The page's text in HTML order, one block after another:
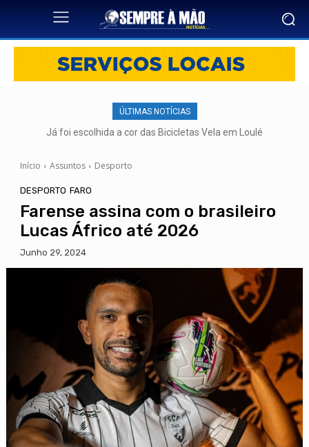
ÚLTIMAS NOTÍCIAS
Já foi escolhida a cor das Bicicletas Vela em Loulé
Início Assuntos Desporto
DESPORTO FARO
Farense assina com o brasileiro
Lucas Áfrico até 2026
Junho 29, 2024